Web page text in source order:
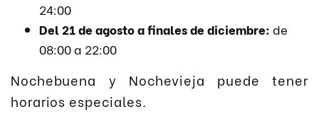
24:00
Del 21 de agosto a finales de diciembre: de
08:00 a 22:00
Nochebuena y Nochevieja puede tener
horarios especiales.